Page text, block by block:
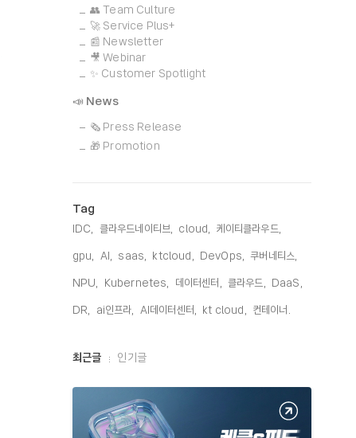
👥 Team Culture
🚀 Service Plus+
📰 Newsletter
🎥 Webinar
✨ Customer Spotlight
📣 News
🗞️ Press Release
🎁 Promotion
Tag
IDC, 클라우드네이티브, cloud, 케이티클라우드,
gpu, AI, saas, ktcloud, DevOps, 쿠버네티스,
NPU, Kubernetes, 데이터센터, 클라우드, DaaS,
DR, ai인프라, AI데이터센터, kt cloud, 컨테이너,
최
최근글 인기글